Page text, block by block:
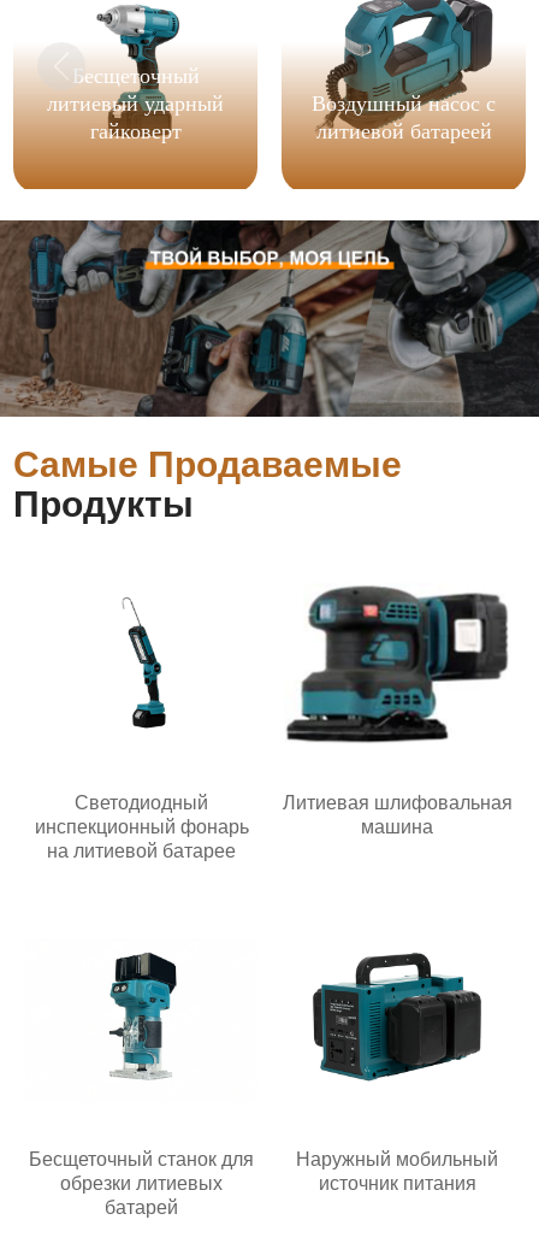
Бесщеточный
литиевый ударный
гайковерт
Воздушный насос с
литиевой батареей
Самые Продаваемые
Продукты
Светодиодный
инспекционный фонарь
на литиевой батарее
Литиевая шлифовальная
машина
Бесщеточный станок для
обрезки литиевых
батарей
Наружный мобильный
источник питания